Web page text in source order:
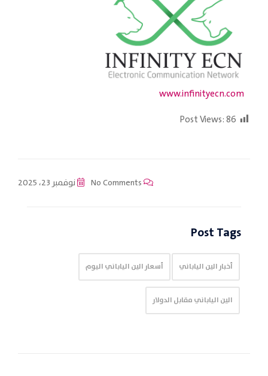
www.infinityecn.com
Post Views:86
نوفمبر 23، 2025
Post Tags
أخبار الين الياباني أسعار الين الياباني اليوم
الين الياباني مقابل الدولار